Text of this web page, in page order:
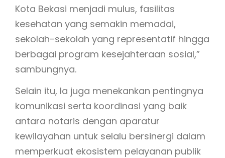
Kota Bekasi menjadi mulus, fasilitas
kesehatan yang semakin memadai,
sekolah-sekolah yang representatif hingga
berbagai program kesejahteraan sosial,”
sambungnya.
Selain itu, Ia juga menekankan pentingnya
komunikasi serta koordinasi yang baik
antara notaris dengan aparatur
kewilayahan untuk selalu bersinergi dalam
memperkuat ekosistem pelayanan publik